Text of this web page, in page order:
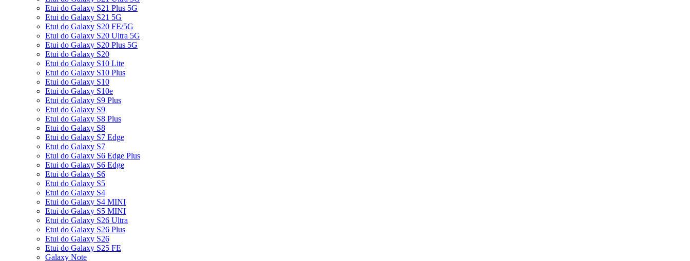
Etui do Galaxy S21 Plus 5G
Etui do Galaxy S21 5G
Etui do Galaxy S20 FE/5G
Etui do Galaxy S20 Ultra 5G
Etui do Galaxy S20 Plus 5G
Etui do Galaxy S20
Etui do Galaxy S10 Lite
Etui do Galaxy S10 Plus
Etui do Galaxy S10
Etui do Galaxy S10e
Etui do Galaxy S9 Plus
Etui do Galaxy S9
Etui do Galaxy S8 Plus
Etui do Galaxy S8
Etui do Galaxy S7 Edge
Etui do Galaxy S7
Etui do Galaxy S6 Edge Plus
Etui do Galaxy S6 Edge
Etui do Galaxy S6
Etui do Galaxy S5
Etui do Galaxy S4
Etui do Galaxy S4 MINI
Etui do Galaxy S5 MINI
Etui do Galaxy S26 Ultra
Etui do Galaxy S26 Plus
Etui do Galaxy S26
Etui do Galaxy S25 FE
Galaxy Note